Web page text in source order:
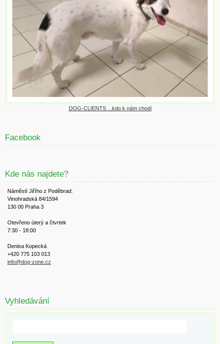
DOG-CLIENTS ...kdo k nám chodí
Facebook
Kde nás najdete?
Náměstí Jiřího z Poděbrad:
Vinohradská 84/1594
130 00 Praha 3
Otevřeno úterý a čtvrtek
7:30 - 18:00
Denisa Kopecká
+420 775 103 013
info@dog-zone.cz
Vyhledávání